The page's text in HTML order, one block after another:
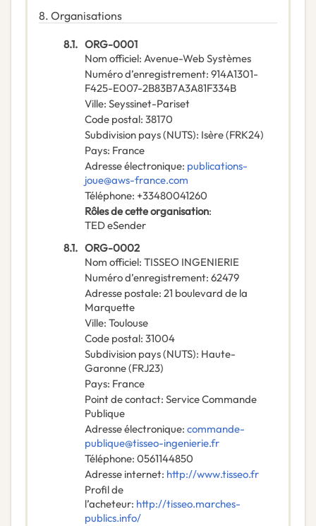
8. Organisations
8.1. ORG-0001
Nom officiel: Avenue-Web Systèmes
Numéro d’enregistrement: 914A1301-
F425-E007-2B83B7A3A81F334B
Ville: Seyssinet-Pariset
Code postal: 38170
Subdivision pays (NUTS): Isère(FRK24)
Pays: France
Adresse électronique: publications-
joue@aws-france.com
Téléphone: +33480041260
Rôles de cette organisation:
TED eSender
8.1. ORG-0002
Nom officiel: TISSEO INGENIERIE
Numéro d’enregistrement: 62479
Adresse postale: 21 boulevard de la
Marquette
Ville: Toulouse
Code postal: 31004
Subdivision pays (NUTS): Haute-
Garonne(FRJ23)
Pays: France
Point de contact: Service Commande
Publique
Adresse électronique: commande-
publique@tisseo-ingenierie.fr
Téléphone: 0561144850
Adresse internet: http://www.tisseo.fr
Profil de
l’acheteur: http://tisseo.marches-
publics.info/